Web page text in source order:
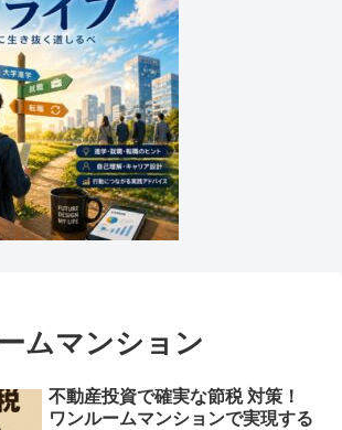
ムマンション
不動産投資で確実な節税 対策！
ワンルームマンションで実現する